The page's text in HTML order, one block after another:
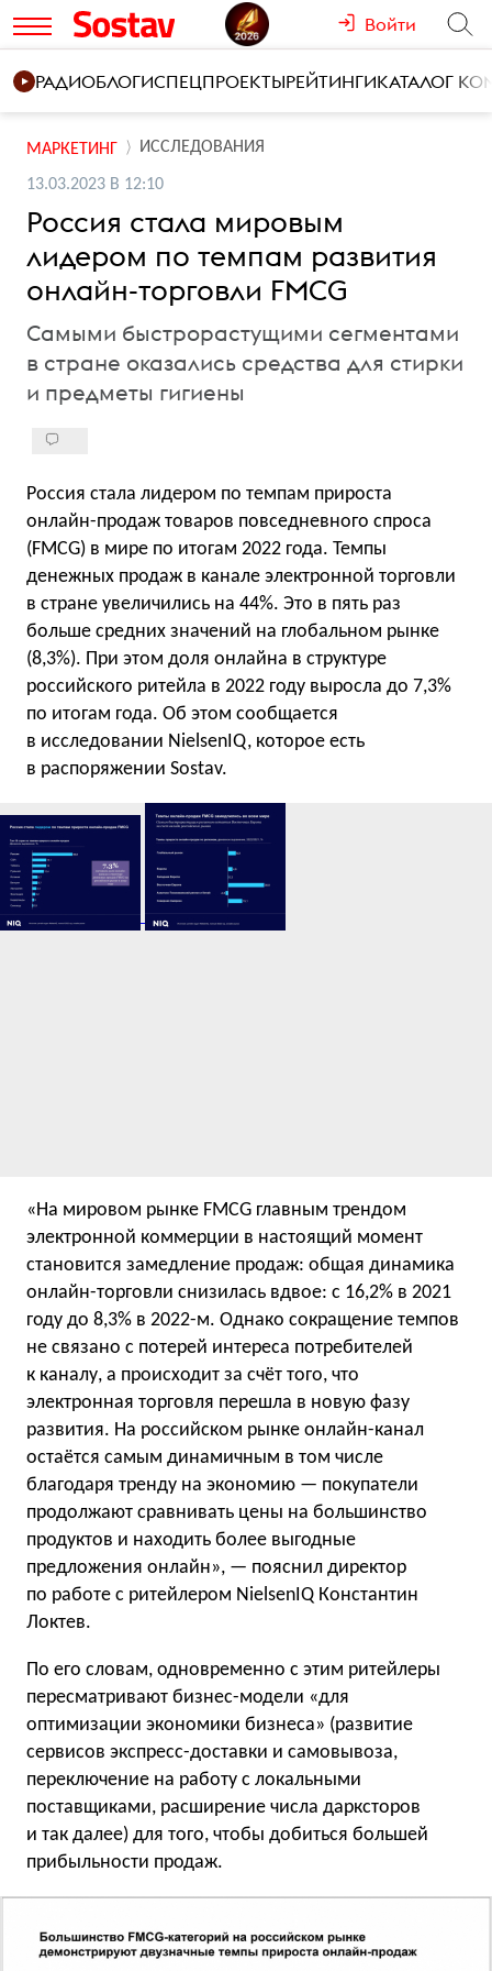
Войти
РАДИОБЛОГИСПЕЦПРОЕКТЫРЕЙТИНГИКАТАЛОГ
МАРКЕТИНГ ИССЛЕДОВАНИЯ
13.03.2023 В 12:10
Россия стала мировым
лидером по темпам развития
онлайн-торговли FMCG
Самыми быстрорастущими сегментами
в стране оказались средства для стирки
и предметы гигиены
Россия стала лидером по темпам прироста
онлайн-продаж товаров повседневного спроса
(FMCG) в мире по итогам 2022 года. Темпы
денежных продаж в канале электронной торговли
в стране увеличились на 44%. Это в пять раз
больше средних значений на глобальном рынке
(8,3%). При этом доля онлайна в структуре
российского ритейла в 2022 году выросла до 7,3%
по итогам года. Об этом сообщается
в исследовании NielsenIQ, которое есть
в распоряжении Sostav.
«На мировом рынке FMCG главным трендом
электронной коммерции в настоящий момент
становится замедление продаж: общая динамика
онлайн-торговли снизилась вдвое: с 16,2% в 2021
году до 8,3% в 2022-м. Однако сокращение темпов
не связано с потерей интереса потребителей
к каналу, а происходит за счёт того, что
электронная торговля перешла в новую фазу
развития. На российском рынке онлайн-канал
остаётся самым динамичным в том числе
благодаря тренду на экономию — покупатели
продолжают сравнивать цены на большинство
продуктов и находить более выгодные
предложения онлайн», — пояснил директор
по работе с ритейлером NielsenIQ Константин
Локтев.
По его словам, одновременно с этим ритейлеры
пересматривают бизнес-модели «для
оптимизации экономики бизнеса» (развитие
сервисов экспресс-доставки и самовывоза,
переключение на работу с локальными
поставщиками, расширение числа дарксторов
и так далее) для того, чтобы добиться большей
прибыльности продаж.